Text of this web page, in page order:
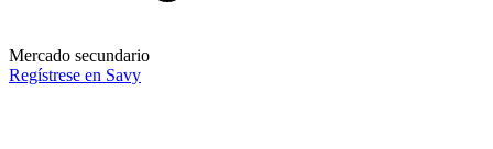
Mercado secundario
Regístrese en Savy